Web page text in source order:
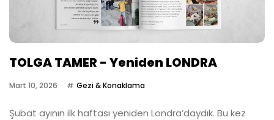
TOLGA TAMER - Yeniden LONDRA
Mart 10, 2026 Gezi & Konaklama
Şubat ayının ilk haftası yeniden Londra’daydık. Bu kez